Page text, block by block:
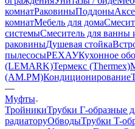
комнатРаковиныПоддоны
комнатМебель для дома
системыСмеситель для ванны
раковиныДушевая стойка
пылесосыРЕХАУКухонное
(LEMARK)Термекс (Thermex)
(AM.PM)Кондиционирование
—
Муфты
ТройникиТрубки Г-образные
радиаторуОбводыТрубки T-